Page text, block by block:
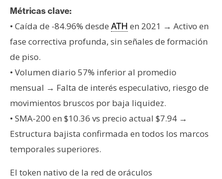
e
n
s
T
e
m
a
s
R
Métricas clave:
• Caída de -84.96% desde ATH en 2021 → Activo en
fase correctiva profunda, sin señales de formación
de piso.
• Volumen diario 57% inferior al promedio
mensual → Falta de interés especulativo, riesgo de
movimientos bruscos por baja liquidez.
• SMA-200 en $10.36 vs precio actual $7.94 →
Estructura bajista confirmada en todos los marcos
temporales superiores.
El token nativo de la red de oráculos